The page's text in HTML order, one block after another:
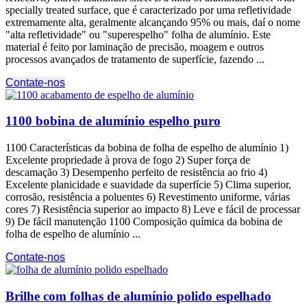
specially treated surface, que é caracterizado por uma refletividade
extremamente alta, geralmente alcançando 95% ou mais, daí o nome
"alta refletividade" ou "superespelho" folha de alumínio. Este
material é feito por laminação de precisão, moagem e outros
processos avançados de tratamento de superfície, fazendo ...
Contate-nos
1100 bobina de alumínio espelho puro
1100 Características da bobina de folha de espelho de alumínio 1)
Excelente propriedade à prova de fogo 2) Super força de
descamação 3) Desempenho perfeito de resistência ao frio 4)
Excelente planicidade e suavidade da superfície 5) Clima superior,
corrosão, resistência a poluentes 6) Revestimento uniforme, várias
cores 7) Resistência superior ao impacto 8) Leve e fácil de processar
9) De fácil manutenção 1100 Composição química da bobina de
folha de espelho de alumínio ...
Contate-nos
Brilhe com folhas de alumínio polido espelhado